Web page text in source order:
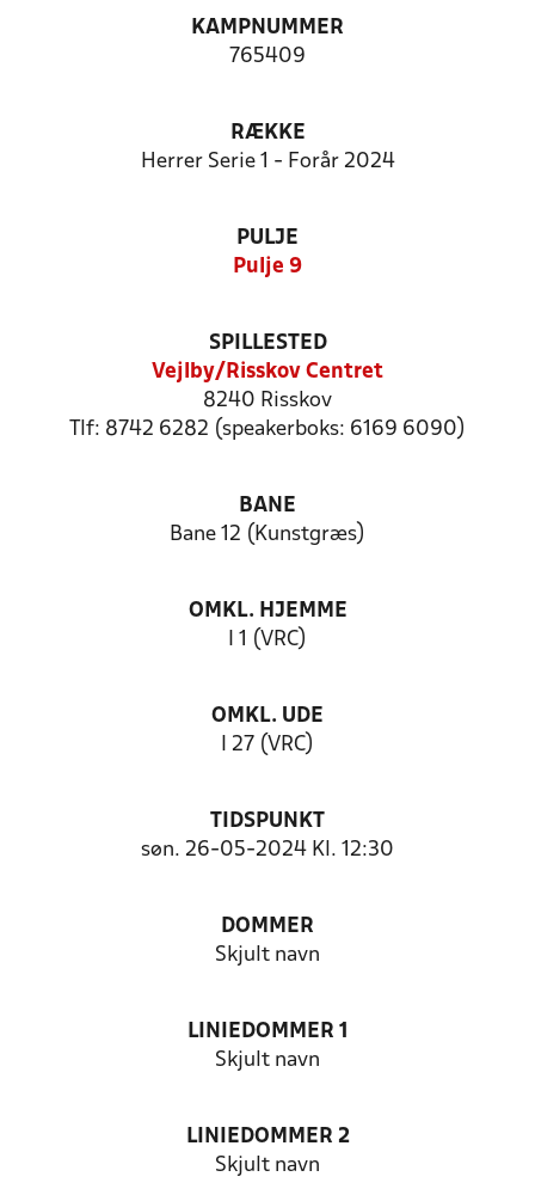
KAMPNUMMER
765409
RÆKKE
Herrer Serie 1 - Forår 2024
PULJE
Pulje 9
SPILLESTED
Vejlby/Risskov Centret
8240 Risskov
Tlf: 8742 6282 (speakerboks: 6169 6090)
BANE
Bane 12 (Kunstgræs)
OMKL. HJEMME
I 1 (VRC)
OMKL. UDE
I 27 (VRC)
TIDSPUNKT
søn. 26-05-2024 Kl. 12:30
DOMMER
Skjult navn
LINIEDOMMER 1
Skjult navn
LINIEDOMMER 2
Skjult navn